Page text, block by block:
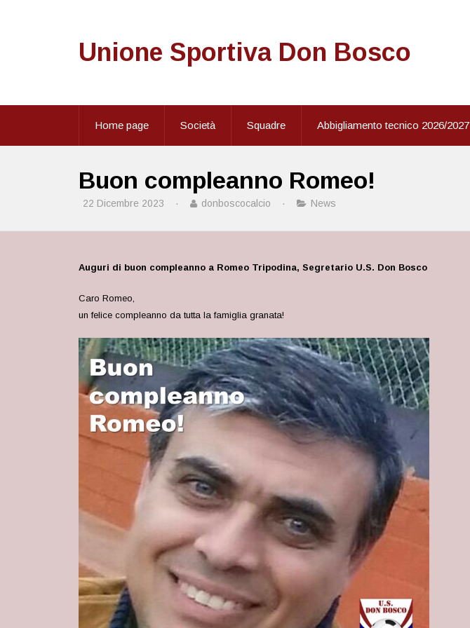
Unione Sportiva Don Bosco
Home page Società Squadre Abbigliamento tecnico 2026/2027
Buon compleanno Romeo!
22 Dicembre 2023 · donboscocalcio · News
Auguri di buon compleanno a Romeo Tripodina, Segretario U.S. Don Bosco
Caro Romeo,
un felice compleanno da tutta la famiglia granata!